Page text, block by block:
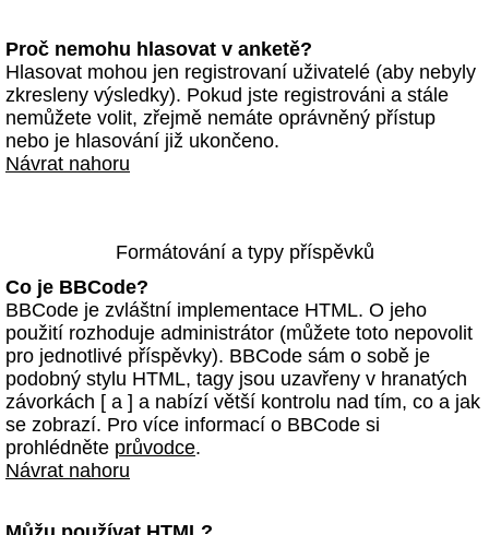
Proč nemohu hlasovat v anketě?
Hlasovat mohou jen registrovaní uživatelé (aby nebyly
zkresleny výsledky). Pokud jste registrováni a stále
nemůžete volit, zřejmě nemáte oprávněný přístup
nebo je hlasování již ukončeno.
Návrat nahoru
Formátování a typy příspěvků
Co je BBCode?
BBCode je zvláštní implementace HTML. O jeho
použití rozhoduje administrátor (můžete toto nepovolit
pro jednotlivé příspěvky). BBCode sám o sobě je
podobný stylu HTML, tagy jsou uzavřeny v hranatých
závorkách [ a ] a nabízí větší kontrolu nad tím, co a jak
se zobrazí. Pro více informací o BBCode si
prohlédněte průvodce.
Návrat nahoru